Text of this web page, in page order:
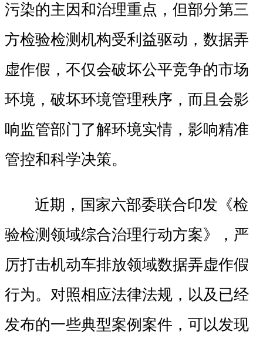
污染的主因和治理重点，但部分第三
方检验检测机构受利益驱动，数据弄
虚作假，不仅会破坏公平竞争的市场
环境，破坏环境管理秩序，而且会影
响监管部门了解环境实情，影响精准
管控和科学决策。
近期，国家六部委联合印发《检
验检测领域综合治理行动方案》，严
厉打击机动车排放领域数据弄虚作假
行为。对照相应法律法规，以及已经
发布的一些典型案例案件，可以发现